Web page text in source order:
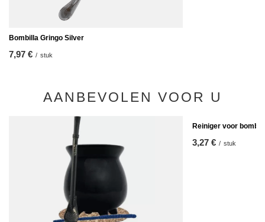
Bombilla Gringo Silver
7,97 € / stuk
AANBEVOLEN VOOR U
Reiniger voor
3,27 € / stuk